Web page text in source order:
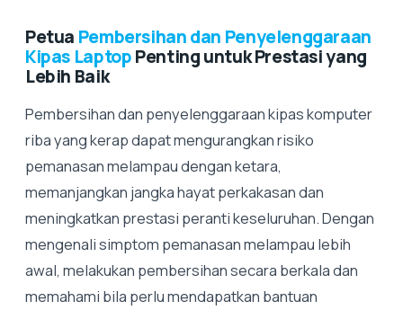
Petua Pembersihan dan Penyelenggaraan
Kipas LaptopPenting untuk Prestasi yang
Lebih Baik
Pembersihan dan penyelenggaraan kipas komputer
riba yang kerap dapat mengurangkan risiko
pemanasan melampau dengan ketara,
memanjangkan jangka hayat perkakasan dan
meningkatkan prestasi peranti keseluruhan. Dengan
mengenali simptom pemanasan melampau lebih
awal, melakukan pembersihan secara berkala dan
memahami bila perlu mendapatkan bantuan